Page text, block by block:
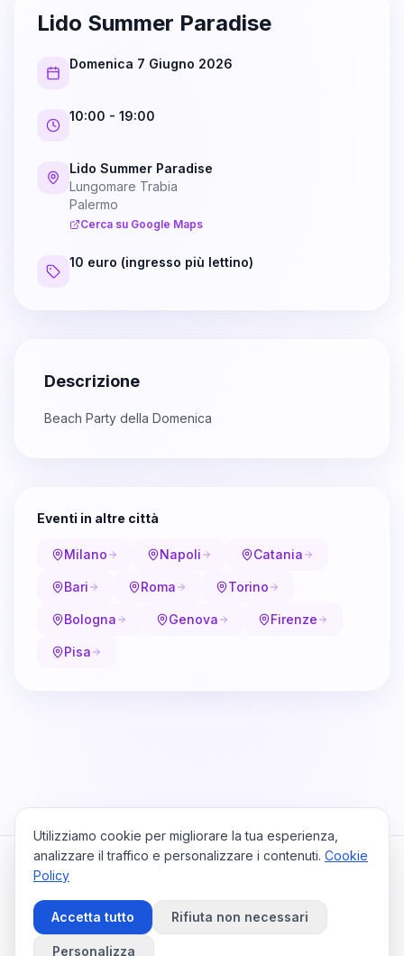
Lido Summer Paradise
Domenica 7 Giugno 2026
10:00 - 19:00
Lido Summer Paradise
Lungomare Trabia
Palermo
Cerca su Google Maps
10 euro (ingresso più lettino)
Descrizione
Beach Party della Domenica
Eventi in altre città
Milano Napoli Catania
Bari Roma Torino
Bologna Genova Firenze
Pisa
HomeViaggiPrivacy PolicyCookie PolicyContattaci
Preferenze Cookie
©2026
Utilizziamo cookie per migliorare la tua esperienza,
analizzare il traffico e personalizzare i contenuti. Cookie
Policy
Accetta tutto Rifiuta non necessari
Personalizza